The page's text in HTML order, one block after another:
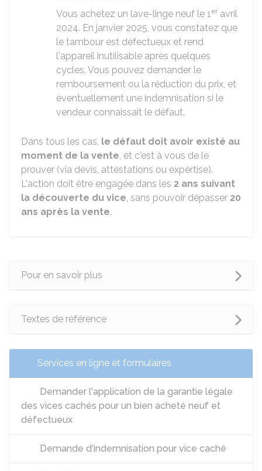
Vous achetez un lave-linge neuf le 1er avril
2024. En janvier 2025, vous constatez que
le tambour est défectueux et rend
l'appareil inutilisable après quelques
cycles. Vous pouvez demander le
remboursement ou la réduction du prix, et
éventuellement une indemnisation si le
vendeur connaissait le défaut.
Dans tous les cas, le défaut doit avoir existé au
moment de la vente, et c'est à vous de le
prouver (via devis, attestations ou expertise).
L'action doit être engagée dans les 2 ans suivant
la découverte du vice, sans pouvoir dépasser 20
ans après la vente.
Pour en savoir plus
Textes de référence
Services en ligne et formulaires
Demander l'application de la garantie légale
des vices cachés pour un bien acheté neuf et
défectueux
Demande d'indemnisation pour vice caché